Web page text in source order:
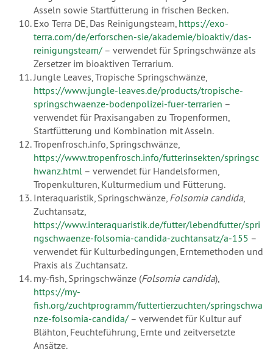
Asseln sowie Startfütterung in frischen Becken.
Exo Terra DE, Das Reinigungsteam, https://exo-
terra.com/de/erforschen-sie/akademie/bioaktiv/das-
reinigungsteam/ – verwendet für Springschwänze als
Zersetzer im bioaktiven Terrarium.
Jungle Leaves, Tropische Springschwänze,
https://www.jungle-leaves.de/products/tropische-
springschwaenze-bodenpolizei-fuer-terrarien –
verwendet für Praxisangaben zu Tropenformen,
Startfütterung und Kombination mit Asseln.
Tropenfrosch.info, Springschwänze,
https://www.tropenfrosch.info/futterinsekten/springsc
hwanz.html – verwendet für Handelsformen,
Tropenkulturen, Kulturmedium und Fütterung.
Interaquaristik, Springschwänze, Folsomia candida,
Zuchtansatz,
https://www.interaquaristik.de/futter/lebendfutter/spri
ngschwaenze-folsomia-candida-zuchtansatz/a-155 –
verwendet für Kulturbedingungen, Erntemethoden und
Praxis als Zuchtansatz.
my-fish, Springschwänze (Folsomia candida),
https://my-
fish.org/zuchtprogramm/futtertierzuchten/springschwa
nze-folsomia-candida/ – verwendet für Kultur auf
Blähton, Feuchteführung, Ernte und zeitversetzte
Ansätze.